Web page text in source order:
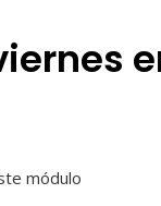
módulo